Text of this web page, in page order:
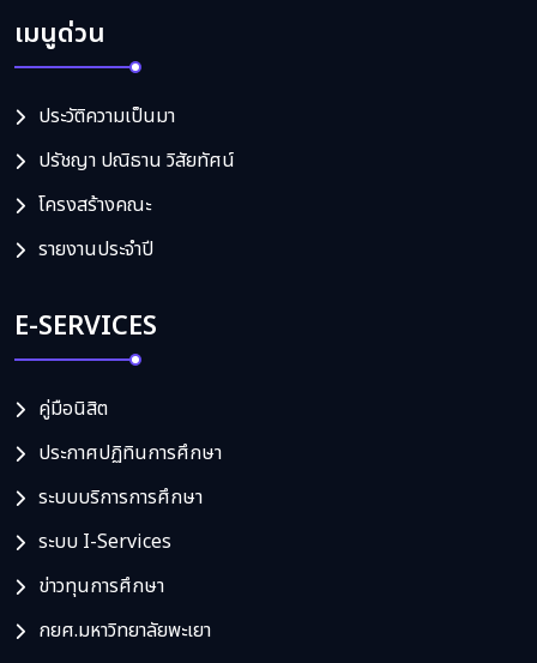
เมนูด่วน
ประวัติความเป็นมา
ปรัชญา ปณิธาน วิสัยทัศน์
โครงสร้างคณะ
รายงานประจำปี
E-SERVICES
คู่มือนิสิต
ประกาศปฏิทินการศึกษา
ระบบบริการการศึกษา
ระบบ I-Services
ข่าวทุนการศึกษา
กยศ.มหาวิทยาลัยพะเยา